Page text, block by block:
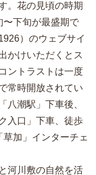
。花の見頃の時期
〜下旬が最盛期で
）のウェブサイ
かけいただくとス
ントラストは一度
常時開放されてい
八潮駅」下車後、
入口」下車、徒歩
加」インターチェ
河川敷の自然を活